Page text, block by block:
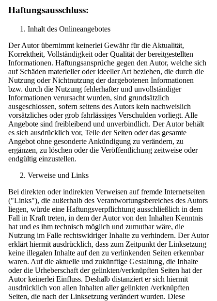
Haftungsausschluss:
Inhalt des Onlineangebotes
Der Autor übernimmt keinerlei Gewähr für die Aktualität,
Korrektheit, Vollständigkeit oder Qualität der bereitgestellten
Informationen. Haftungsansprüche gegen den Autor, welche sich
auf Schäden materieller oder ideeller Art beziehen, die durch die
Nutzung oder Nichtnutzung der dargebotenen Informationen
bzw. durch die Nutzung fehlerhafter und unvollständiger
Informationen verursacht wurden, sind grundsätzlich
ausgeschlossen, sofern seitens des Autors kein nachweislich
vorsätzliches oder grob fahrlässiges Verschulden vorliegt. Alle
Angebote sind freibleibend und unverbindlich. Der Autor behält
es sich ausdrücklich vor, Teile der Seiten oder das gesamte
Angebot ohne gesonderte Ankündigung zu verändern, zu
ergänzen, zu löschen oder die Veröffentlichung zeitweise oder
endgültig einzustellen.
Verweise und Links
Bei direkten oder indirekten Verweisen auf fremde Internetseiten
("Links"), die außerhalb des Verantwortungsbereiches des Autors
liegen, würde eine Haftungsverpflichtung ausschließlich in dem
Fall in Kraft treten, in dem der Autor von den Inhalten Kenntnis
hat und es ihm technisch möglich und zumutbar wäre, die
Nutzung im Falle rechtswidriger Inhalte zu verhindern. Der Autor
erklärt hiermit ausdrücklich, dass zum Zeitpunkt der Linksetzung
keine illegalen Inhalte auf den zu verlinkenden Seiten erkennbar
waren. Auf die aktuelle und zukünftige Gestaltung, die Inhalte
oder die Urheberschaft der gelinkten/verknüpften Seiten hat der
Autor keinerlei Einfluss. Deshalb distanziert er sich hiermit
ausdrücklich von allen Inhalten aller gelinkten /verknüpften
Seiten, die nach der Linksetzung verändert wurden. Diese